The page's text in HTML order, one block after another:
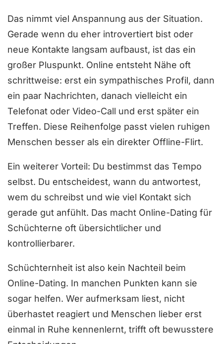
Das nimmt viel Anspannung aus der Situation.
Gerade wenn du eher introvertiert bist oder
neue Kontakte langsam aufbaust, ist das ein
großer Pluspunkt. Online entsteht Nähe oft
schrittweise: erst ein sympathisches Profil, dann
ein paar Nachrichten, danach vielleicht ein
Telefonat oder Video-Call und erst später ein
Treffen. Diese Reihenfolge passt vielen ruhigen
Menschen besser als ein direkter Offline-Flirt.
Ein weiterer Vorteil: Du bestimmst das Tempo
selbst. Du entscheidest, wann du antwortest,
wem du schreibst und wie viel Kontakt sich
gerade gut anfühlt. Das macht Online-Dating für
Schüchterne oft übersichtlicher und
kontrollierbarer.
Schüchternheit ist also kein Nachteil beim
Online-Dating. In manchen Punkten kann sie
sogar helfen. Wer aufmerksam liest, nicht
überhastet reagiert und Menschen lieber erst
einmal in Ruhe kennenlernt, trifft oft bewusstere